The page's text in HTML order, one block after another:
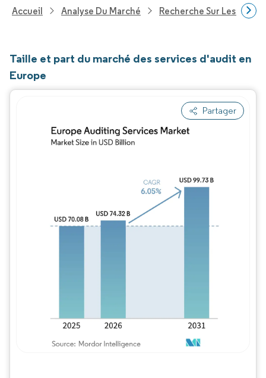
Accueil Analyse Du Marché Recherche Sur Les
Taille et part du marché des services d'audit en
Europe
Partager